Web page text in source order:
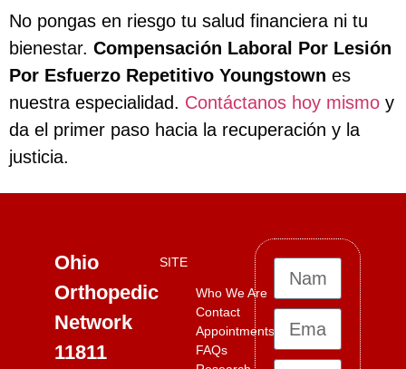
No pongas en riesgo tu salud financiera ni tu
bienestar. Compensación Laboral Por Lesión
Por Esfuerzo Repetitivo Youngstown es
nuestra especialidad. Contáctanos hoy mismo y
da el primer paso hacia la recuperación y la
justicia.
Ohio
Orthopedic
Network
11811
SITE
Who We Are
Contact
Appointments
FAQs